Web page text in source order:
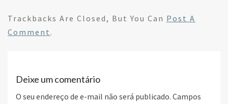
b
o
tt ke ar
Trackbacks Are Closed, But You Can Post A
Comment .
Deixe um comentário
O seu endereço de e-mail não será publicado. Campos